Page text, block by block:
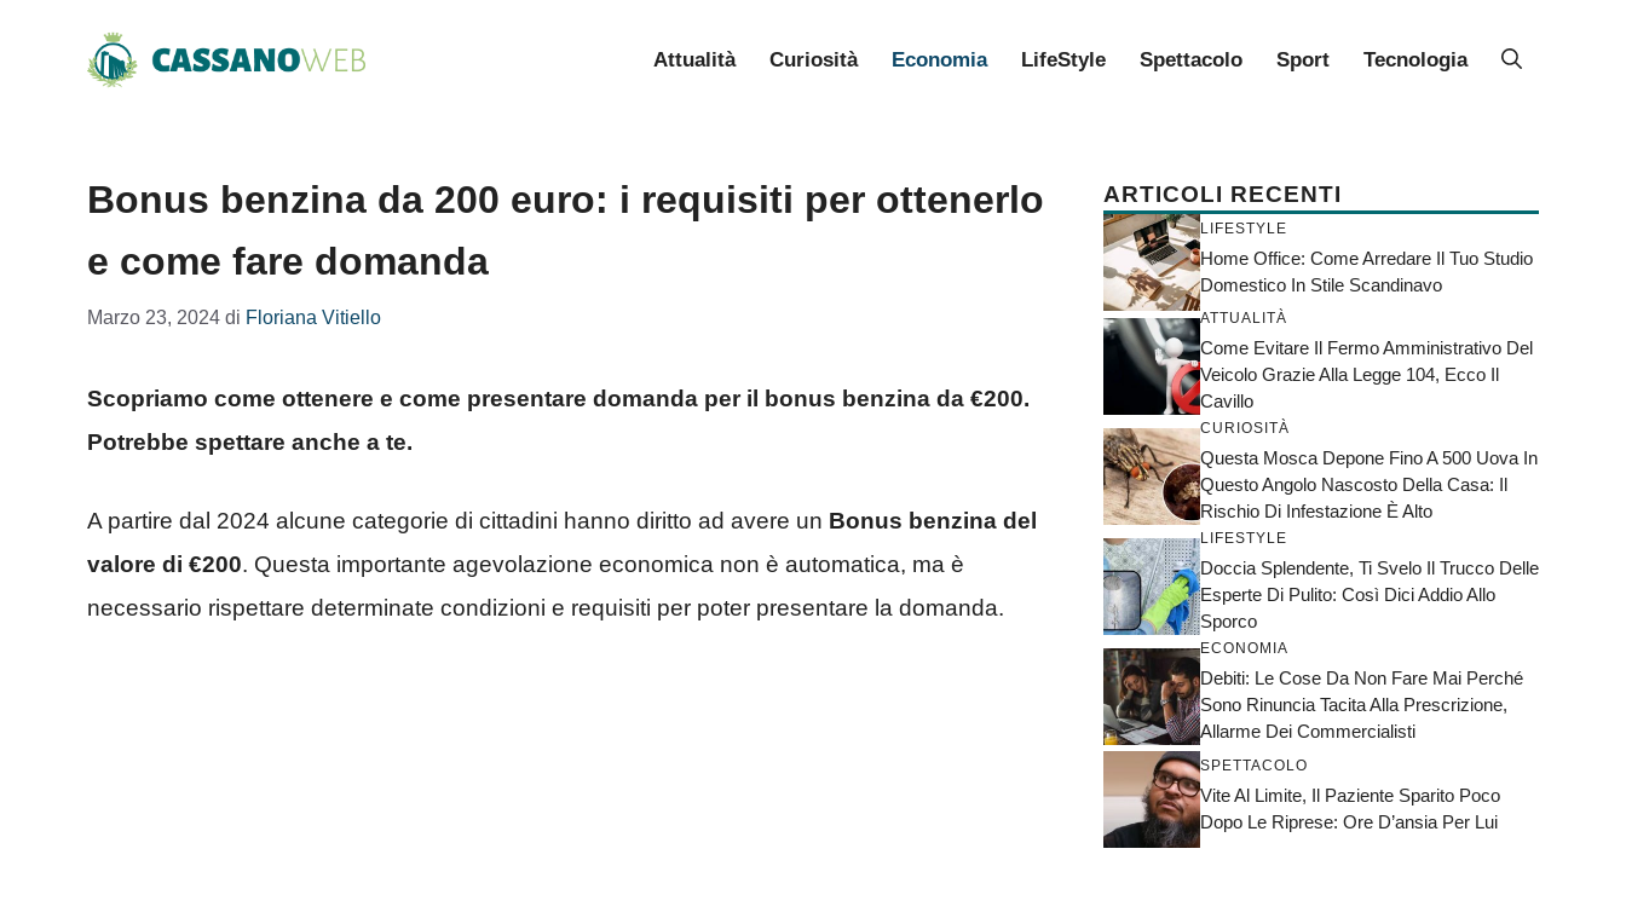
Attualità Curiosità Economia LifeStyle Spettacolo Sport Tecnologia
Bonus benzina da 200 euro: i requisiti per ottenerlo
e come fare domanda
Marzo 23, 2024 di Floriana Vitiello
Scopriamo come ottenere e come presentare domanda per il bonus benzina da €200.
Potrebbe spettare anche a te.
A partire dal 2024 alcune categorie di cittadini hanno diritto ad avere un Bonus benzina del
valore di €200. Questa importante agevolazione economica non è automatica, ma è
necessario rispettare determinate condizioni e requisiti per poter presentare la domanda.
ARTICOLI RECENTI
LIFESTYLE
Home Office: Come Arredare Il Tuo Studio
Domestico In Stile Scandinavo
ATTUALITÀ
Come Evitare Il Fermo Amministrativo Del
Veicolo Grazie Alla Legge 104, Ecco Il
Cavillo
CURIOSITÀ
Questa Mosca Depone Fino A 500 Uova In
Questo Angolo Nascosto Della Casa: Il
Rischio Di Infestazione È Alto
LIFESTYLE
Doccia Splendente, Ti Svelo Il Trucco Delle
Esperte Di Pulito: Così Dici Addio Allo
Sporco
ECONOMIA
Debiti: Le Cose Da Non Fare Mai Perché
Sono Rinuncia Tacita Alla Prescrizione,
Allarme Dei Commercialisti
SPETTACOLO
Vite Al Limite, Il Paziente Sparito Poco
Dopo Le Riprese: Ore D’ansia Per Lui